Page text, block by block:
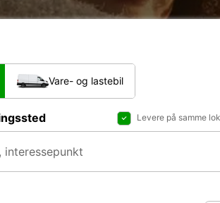
Vare- og lastebil
Levere på samme